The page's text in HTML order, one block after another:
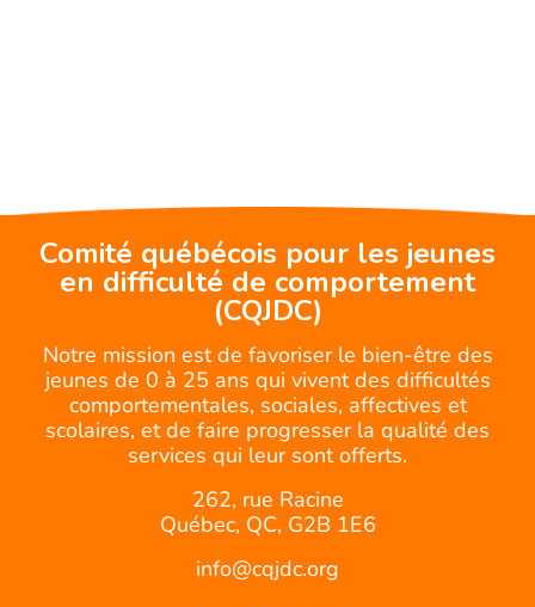
Comité québécois pour les jeunes
en difficulté de comportement
(CQJDC)
Notre mission est de favoriser le bien-être des
jeunes de 0 à 25 ans qui vivent des difficultés
comportementales, sociales, affectives et
scolaires, et de faire progresser la qualité des
services qui leur sont offerts.
262, rue Racine
Québec, QC, G2B 1E6
info@cqjdc.org